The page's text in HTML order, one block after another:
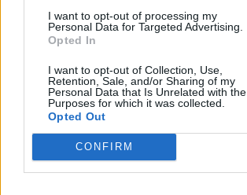
I want to opt-out of processing my
Personal Data for Targeted Advertising.
Opted In
I want to opt-out of Collection, Use,
Retention, Sale, and/or Sharing of my
Personal Data that Is Unrelated with the
Purposes for which it was collected.
Opted Out
CONFIRM